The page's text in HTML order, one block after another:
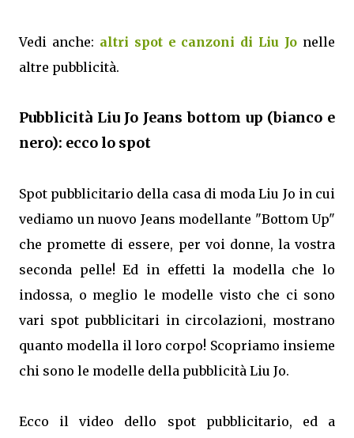
Vedi anche: altri spot e canzoni di Liu Jo nelle
altre pubblicità.
Pubblicità Liu Jo Jeans bottom up (bianco e
nero): ecco lo spot
Spot pubblicitario della casa di moda Liu Jo in cui
vediamo un nuovo Jeans modellante "Bottom Up"
che promette di essere, per voi donne, la vostra
seconda pelle! Ed in effetti la modella che lo
indossa, o meglio le modelle visto che ci sono
vari spot pubblicitari in circolazioni, mostrano
quanto modella il loro corpo! Scopriamo insieme
chi sono le modelle della pubblicità Liu Jo.
Ecco il video dello spot pubblicitario, ed a